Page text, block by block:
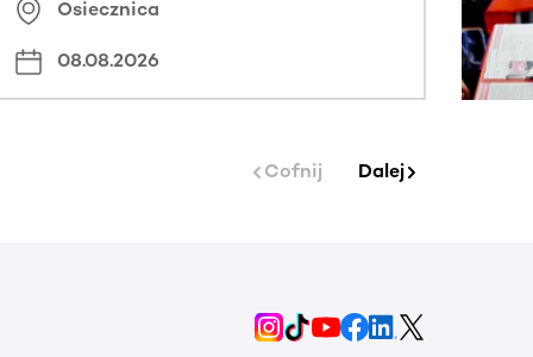
Osiecznica
08.08.2026
Cofnij Dalej